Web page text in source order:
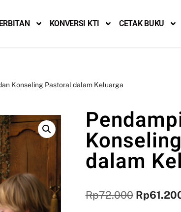
KONVERSI KTI CETAK BUKU
Konseling Pastoral dalam Keluarga
dalam
Rp72.000 Rp